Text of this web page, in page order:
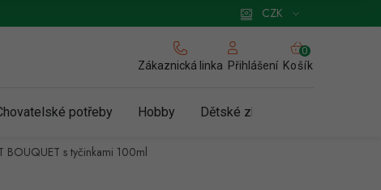
pro podnikatele Zásady používání cookies
CZK
Zákaznická linka Přihlášení
NÁKUPNÍ
KOŠÍK
Košík
potřeby Hobby Dětské zboží a hračky
BOUQUET s tyčinkami 100ml